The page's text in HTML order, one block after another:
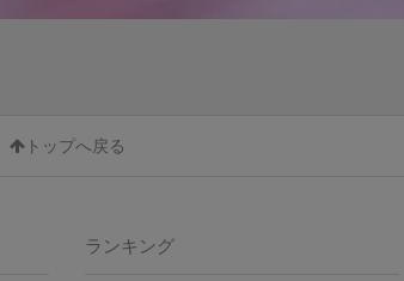
トップへ戻る
ランキング